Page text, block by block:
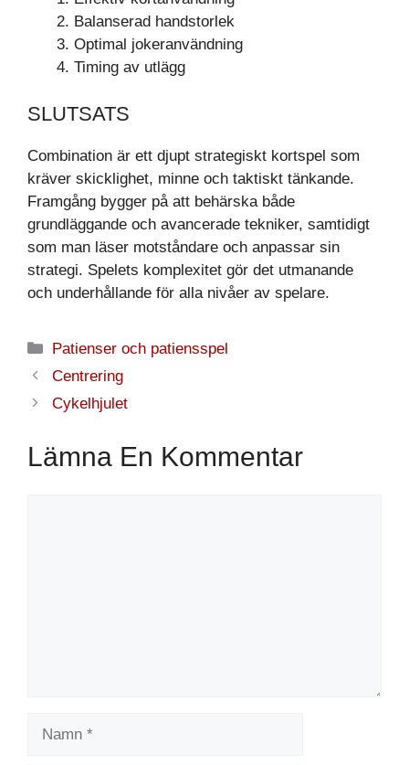
Balanserad handstorlek
Optimal jokeranvändning
Timing av utlägg
SLUTSATS
Combination är ett djupt strategiskt kortspel som
kräver skicklighet, minne och taktiskt tänkande.
Framgång bygger på att behärska både
grundläggande och avancerade tekniker, samtidigt
som man läser motståndare och anpassar sin
strategi. Spelets komplexitet gör det utmanande
och underhållande för alla nivåer av spelare.
Kategorier
Patienser och patiensspel
Centrering
Cykelhjulet
Lämna En Kommentar